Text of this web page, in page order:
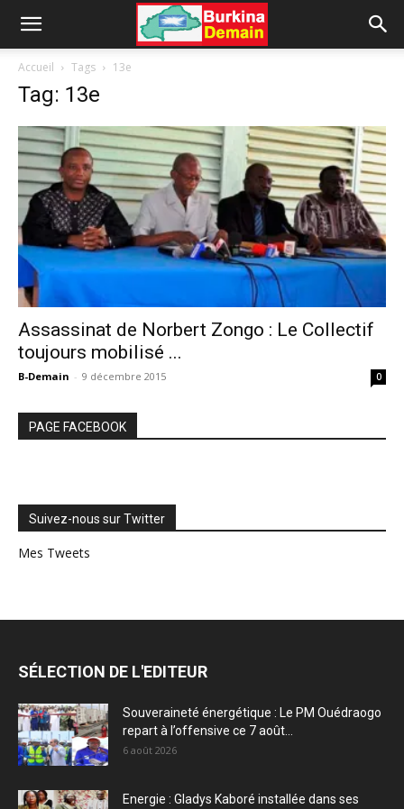
Accueil Tags 13e
Tag: 13e
Assassinat de Norbert Zongo : Le Collectif
toujours mobilisé ...
B-Demain - 9 décembre 2015 0
PAGE FACEBOOK
Suivez-nous sur Twitter
Mes Tweets
SÉLECTION DE L'EDITEUR
Souveraineté énergétique : Le PM Ouédraogo
repart à l’offensive ce 7 août...
6 août 2026
Energie : Gladys Kaboré installée dans ses